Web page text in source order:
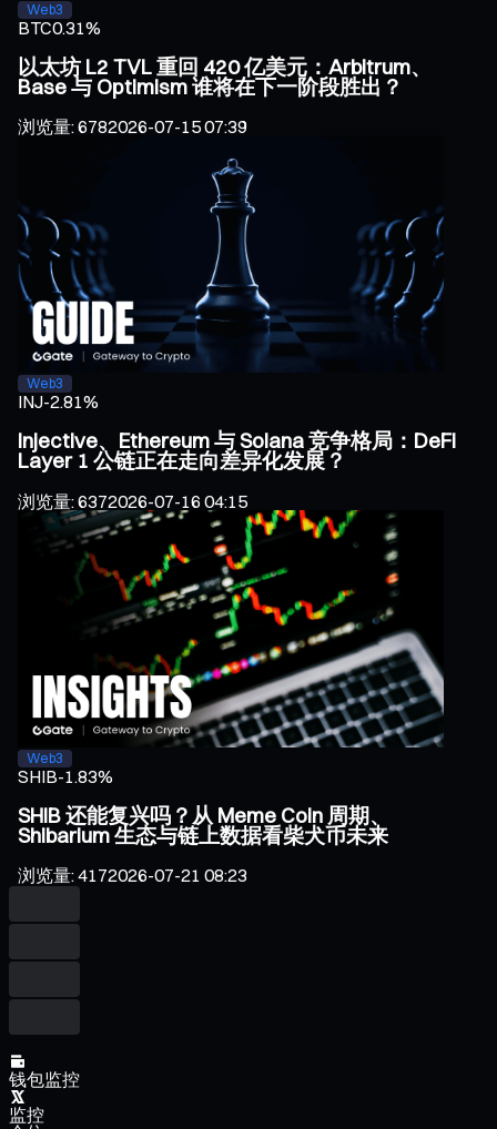
Web3
BTC0.31%
以太坊 L2 TVL 重回 420 亿美元：Arbitrum、
Base 与 Optimism 谁将在下一阶段胜出？
浏览量:6782026-07-15 07:39
Web3
INJ-2.81%
Injective、Ethereum 与 Solana 竞争格局：DeFi
Layer 1 公链正在走向差异化发展？
浏览量:6372026-07-16 04:15
Web3
SHIB-1.83%
SHIB 还能复兴吗？从 Meme Coin 周期、
Shibarium 生态与链上数据看柴犬币未来
浏览量:4172026-07-21 08:23
钱包监控
监控